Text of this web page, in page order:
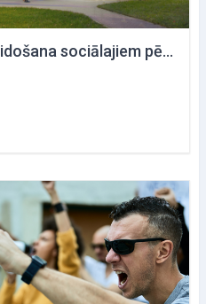
SDSKM063 : Anketu veidošana sociālajiem pētījumiem